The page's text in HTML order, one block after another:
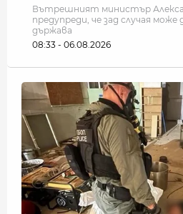
Вътрешният министър
предупреди, че зад случая
държава
08:33 - 06.08.2026